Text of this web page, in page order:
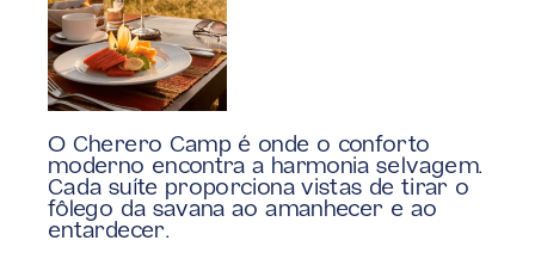
O Cherero Camp é onde o conforto
moderno encontra a harmonia selvagem.
Cada suíte proporciona vistas de tirar o
fôlego da savana ao amanhecer e ao
entardecer.